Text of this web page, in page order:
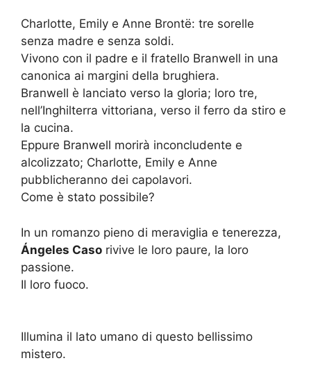
Charlotte, Emily e Anne Brontë: tre sorelle
senza madre e senza soldi.
Vivono con il padre e il fratello Branwell in una
canonica ai margini della brughiera.
Branwell è lanciato verso la gloria; loro tre,
nell’Inghilterra vittoriana, verso il ferro da stiro e
la cucina.
Eppure Branwell morirà inconcludente e
alcolizzato; Charlotte, Emily e Anne
pubblicheranno dei capolavori.
Come è stato possibile?
In un romanzo pieno di meraviglia e tenerezza,
Ángeles Caso rivive le loro paure, la loro
passione.
Il loro fuoco.
Illumina il lato umano di questo bellissimo
mistero.